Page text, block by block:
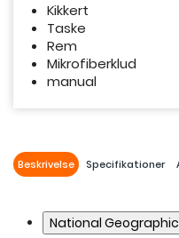
Kikkert
Taske
Rem
Mikrofiberklud
manual
Beskrivelse Specifikationer
National Geographic